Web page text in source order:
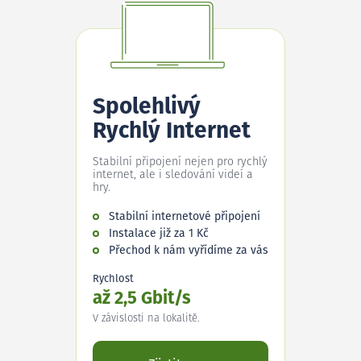
Spolehlivý
Rychlý Internet
Stabilní připojení nejen pro rychlý
internet, ale i sledování videí a
hry.
Stabilní internetové připojení
Instalace již za 1 Kč
Přechod k nám vyřídíme za vás
Rychlost
až 2,5 Gbit/s
V závislosti na lokalitě.